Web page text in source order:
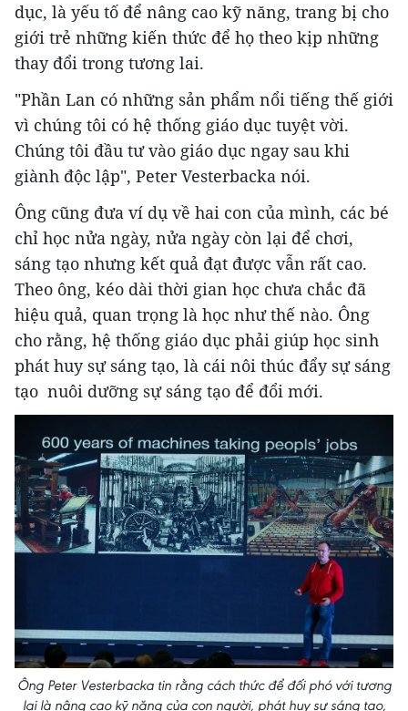
dục, là yếu tố để nâng cao kỹ năng, trang bị cho
giới trẻ những kiến thức để họ theo kịp những
thay đổi trong tương lai.
"Phần Lan có những sản phẩm nổi tiếng thế giới
vì chúng tôi có hệ thống giáo dục tuyệt vời.
Chúng tôi đầu tư vào giáo dục ngay sau khi
giành độc lập", Peter Vesterbacka nói.
Ông cũng đưa ví dụ về hai con của mình, các bé
chỉ học nửa ngày, nửa ngày còn lại để chơi,
sáng tạo nhưng kết quả đạt được vẫn rất cao.
Theo ông, kéo dài thời gian học chưa chắc đã
hiệu quả, quan trọng là học như thế nào. Ông
cho rằng, hệ thống giáo dục phải giúp học sinh
phát huy sự sáng tạo, là cái nôi thúc đẩy sự sáng
tạo nuôi dưỡng sự sáng tạo để đổi mới.
Ông Peter Vesterbacka tin rằng cách thức để đối phó với tương
lai là nâng cao kỹ năng của con người, phát huy sự sáng tạo,